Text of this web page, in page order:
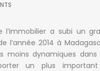
l’immobilier a subi un
l’année 2014 à
moins dynamiques
un plus